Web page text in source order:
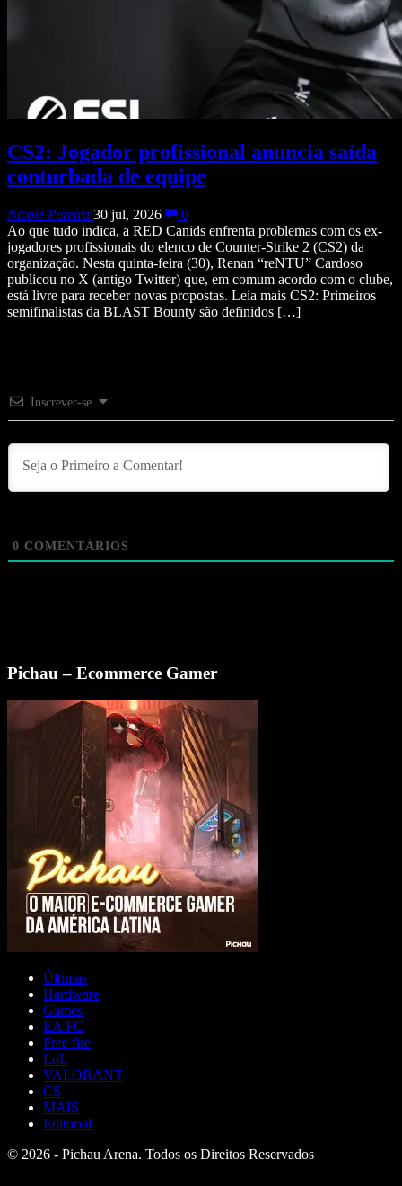
CS2: Jogador profissional anuncia saída
conturbada de equipe
Nicole Pereira 30 jul, 2026
0
Ao que tudo indica, a RED Canids enfrenta problemas com os ex-
jogadores profissionais do elenco de Counter-Strike 2 (CS2) da
organização. Nesta quinta-feira (30), Renan “reNTU” Cardoso
publicou no X (antigo Twitter) que, em comum acordo com o clube,
está livre para receber novas propostas. Leia mais CS2: Primeiros
semifinalistas da BLAST Bounty são definidos […]
Inscrever-se
0 COMENTÁRIOS
Pichau – Ecommerce Gamer
Últimas
Hardware
Games
EA FC
Free fire
LoL
VALORANT
CS
MAIS
Editorial
© 2026 - Pichau Arena. Todos os Direitos Reservados